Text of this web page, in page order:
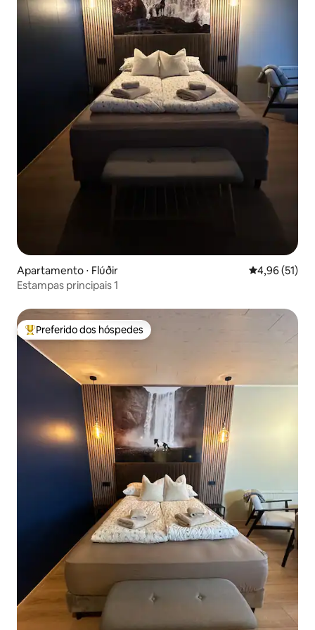
Apartamento ⋅ Flúðir 4,96 de uma
4,96 (51)
Estampas principais 1
Entre os melhores preferidos dos hóspedes
Preferido dos hóspedes